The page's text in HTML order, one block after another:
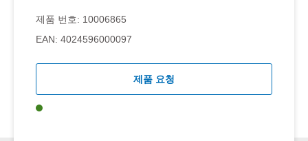
제품 번호: 10006865
EAN: 4024596000097
제품 요청